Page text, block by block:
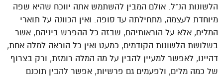
הלשונות הנ"ל. אולם המבין להשתמש אתה יווכח שהיא שפה
מיוחדת לעצמה, מתחילתה עד סופה. ואין הכוונה על תוארי
המלים, אלא על הוראותיהם, שבזה כל ההפרש ביניהם, אשר
בשלושת הלשונות הקודמים, כמעט ואין כל הוראה למלה אחת,
דהיינו, לאפשר למעיין להבין על מה המלה רומזת, ורק בצרוף
של כמה מלים, ולפעמים גם פרשיות, אפשר להבין תוכנם